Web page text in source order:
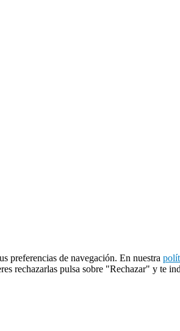
preferencias de navegación. En nuestra
rechazarlas pulsa sobre "Rechazar" y te